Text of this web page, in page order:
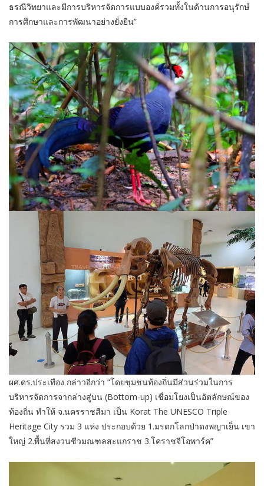
ธรณีวิทยาและมีการบริหารจัดการแบบองค์รวมทั้งในด้านการอนุรักษ์
การศึกษาและการพัฒนาอย่างยั่งยืน”
ผศ.ดร.ประเทือง กล่าวอีกว่า “โดยชุมชนท้องถิ่นมีส่วนร่วมในการ
บริหารจัดการจากล่างสู่บน (Bottom-up) เชื่อมโยงเป็นอัตลักษณ์ของ
ท้องถิ่น ทำให้ จ.นครราชสีมา เป็น Korat The UNESCO Triple
Heritage City รวม 3 แห่ง ประกอบด้วย 1.มรดกโลกป่าดงพญาเย็น เขา
ใหญ่ 2.พื้นที่สงวนชีวมณฑลสะแกราช 3.โคราชจีโอพาร์ค”